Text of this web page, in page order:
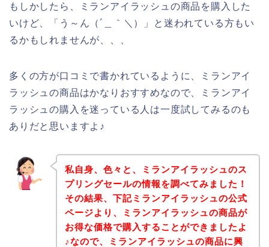
もしかしたら、ミランアイラッシュの商品を購入した
いけど、「う～ん（´＿｀＼）」と迷われている方もい
るかもしれませんが、、、
多くの方が口コミで書かれているように、ミランアイ
ラッシュの商品はかなりおすすめなので、ミランアイ
ラッシュの購入を迷っている人は一度試してみるのも
ありだと思いますよ♪
私自身、色々と、ミランアイラッシュのス
プリングセールの情報を調べてみました！
その結果、下記ミランアイラッシュの公式
ページより、ミランアイラッシュの商品が
お得な価格で購入することができましたよ
♪なので、ミランアイラッシュの商品に興